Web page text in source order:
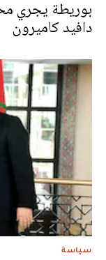
بوريطة يجري
دافيد كاميرون
سياسة